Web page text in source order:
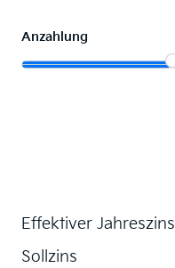
Anzahlung
Effektiver Jahreszins
Sollzins